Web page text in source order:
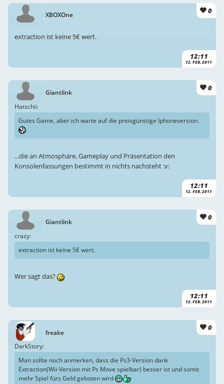
XBOXOne 0
12:11
12. FEB. 2011
extraction ist keine 5€ wert.
Giantlink 0
12:11
12. FEB. 2011
Hatschii:
Gutes Game, aber ich warte auf die preisgünstige Iphoneversion.
...die an Atmosphäre, Gameplay und Präsentation den
Konsolenfassungen bestimmt in nichts nachsteht :v:
Giantlink 0
12:11
12. FEB. 2011
crazy:
extraction ist keine 5€ wert.
Wer sagt das?
freake
0
DarkStory:
Man sollte noch anmerken, dass die Ps3-Version dank
Extraction(Wii-Version mit Ps Move spielbar) besser ist und somit
mehr Spiel fürs Geld geboten wird